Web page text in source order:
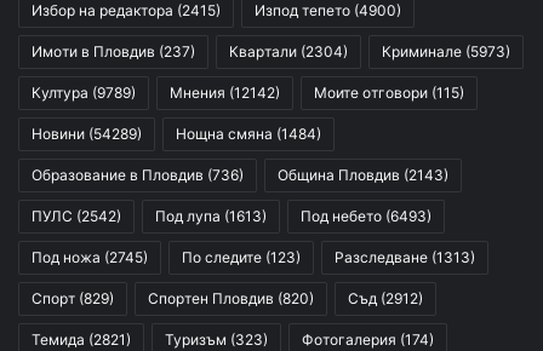
Избор на редактора (2415) Изпод тепето (4900)
Имоти в Пловдив (237) Квартали (2304) Криминале (5973)
Култура (9789) Мнения (12142) Моите отговори (115)
Новини (54289) Нощна смяна (1484)
Образование в Пловдив (736) Община Пловдив (2143)
ПУЛС (2542) Под лупа (1613) Под небето (6493)
Под ножа (2745) По следите (123) Разследване (1313)
Спорт (829) Спортен Пловдив (820) Съд (2912)
Темида (2821) Туризъм (323) Фотогалерия (174)